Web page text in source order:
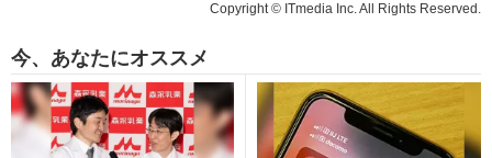
Copyright © ITmedia Inc. All Rights Reserved.
今、あなたにオススメ